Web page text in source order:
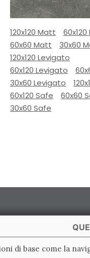
120x120 Matt
60x60 Matt
30x60
120x120 Levigato
60x120 Levigato
30x60 Levigato
60x120 Safe
60x60
30x60 Safe
di base come la